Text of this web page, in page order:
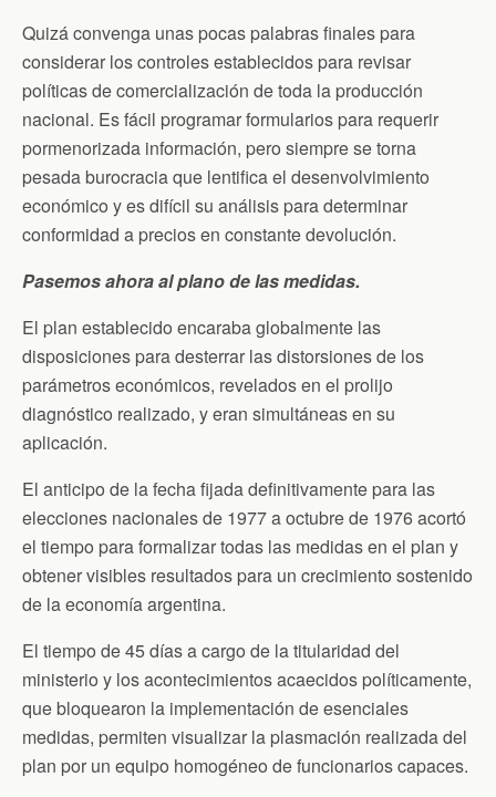
Quizá convenga unas pocas palabras finales para
considerar los controles establecidos para revisar
políticas de comercialización de toda la producción
nacional. Es fácil programar formularios para requerir
pormenorizada información, pero siempre se torna
pesada burocracia que lentifica el desenvolvimiento
económico y es difícil su análisis para determinar
conformidad a precios en constante devolución.
Pasemos ahora al plano de las medidas.
El plan establecido encaraba globalmente las
disposiciones para desterrar las distorsiones de los
parámetros económicos, revelados en el prolijo
diagnóstico realizado, y eran simultáneas en su
aplicación.
El anticipo de la fecha fijada definitivamente para las
elecciones nacionales de 1977 a octubre de 1976 acortó
el tiempo para formalizar todas las medidas en el plan y
obtener visibles resultados para un crecimiento sostenido
de la economía argentina.
El tiempo de 45 días a cargo de la titularidad del
ministerio y los acontecimientos acaecidos políticamente,
que bloquearon la implementación de esenciales
medidas, permiten visualizar la plasmación realizada del
plan por un equipo homogéneo de funcionarios capaces.